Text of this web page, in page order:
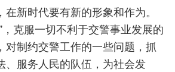
新时代要有新的形象和作为。
克服一切不利于交警事业发展的
制约交警工作的一些问题，抓
服务人民的队伍，为社会发